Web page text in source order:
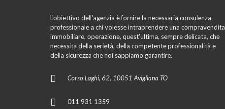
L'obiettivo dell'agenzia è fornire la necessaria consulenza
professionale a chi volesse intraprendere una compravendita
immobiliare, operazione, quest'ultima, sempre delicata, che
necessita della serietà, della competente professionalità e
della sicurezza che noi sappiamo garantire.
Corso Laghi, 62, 10051 Avigliana TO
011 931 1359